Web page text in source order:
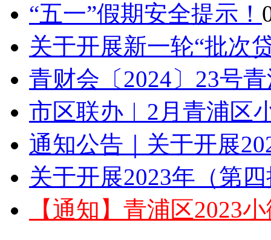
“五一”假期安全提示！
关于开展新一轮“批次
青财会〔2024〕23号
市区联办︱2月青浦区
通知公告｜关于开展
关于开展2023年（第
【通知】青浦区2023